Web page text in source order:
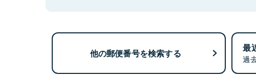
他の郵便番号を検索する 最
過